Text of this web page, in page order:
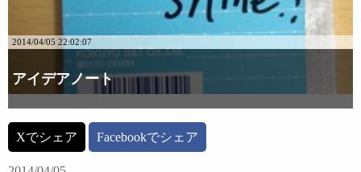
2014/04/05 22:02:07
アイデアノート
Xでシェア Facebookでシェア